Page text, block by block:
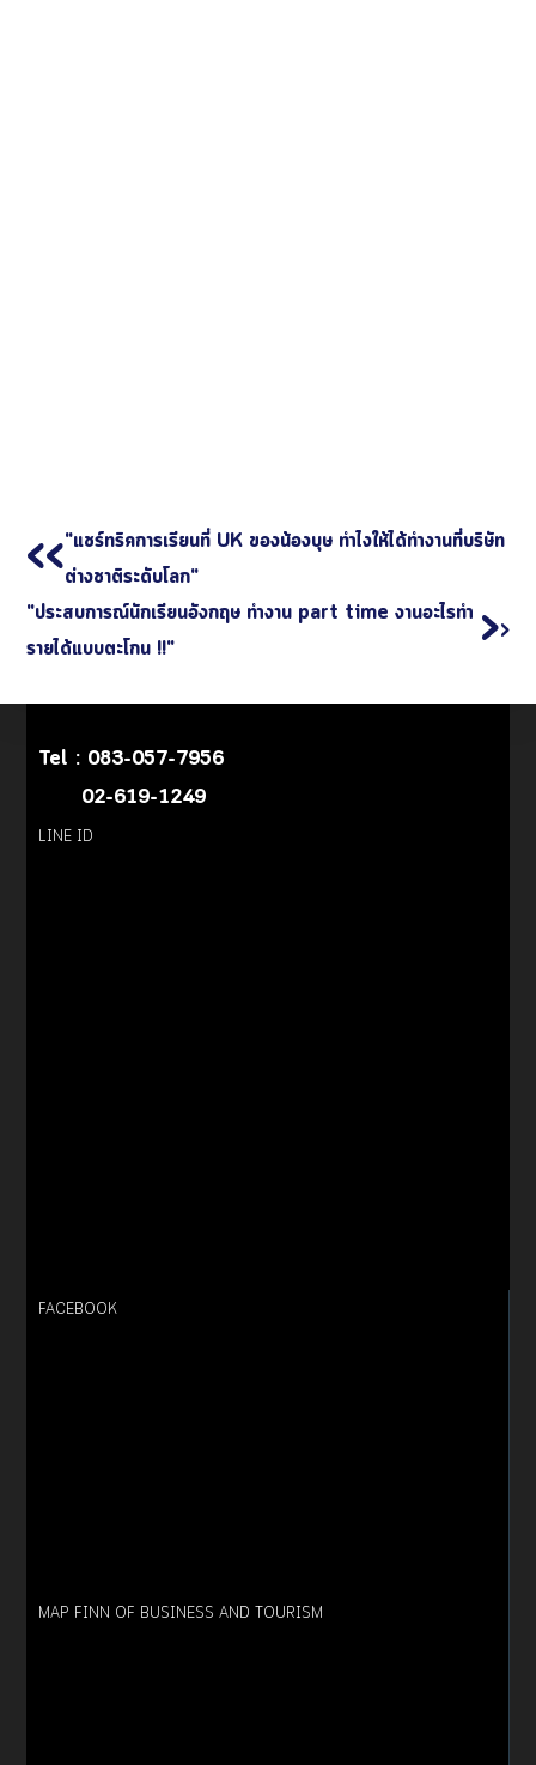
<<"แชร์ทริคการเรียนที่ UK ของน้องบุษ ทำไงให้ได้ทำงานที่บริษัท
ต่างชาติระดับโลก"
"ประสบการณ์นักเรียนอังกฤษ ทำงาน part time งานอะไรทำ
รายได้แบบตะโกน !!"
>>
Tel : 083-057-7956
02-619-1249
LINE ID
FACEBOOK
MAP FINN OF BUSINESS AND TOURISM